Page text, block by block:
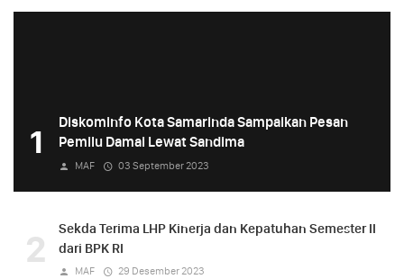
1
Diskominfo Kota Samarinda Sampaikan Pesan
Pemilu Damai Lewat Sandima
MAF 03 September 2023
2
Sekda Terima LHP Kinerja dan Kepatuhan Semester II
dari BPK RI
MAF 29 Desember 2023